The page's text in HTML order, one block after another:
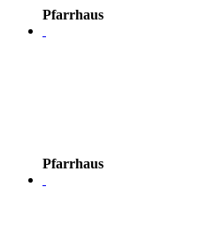
Pfarrhaus
Pfarrhaus